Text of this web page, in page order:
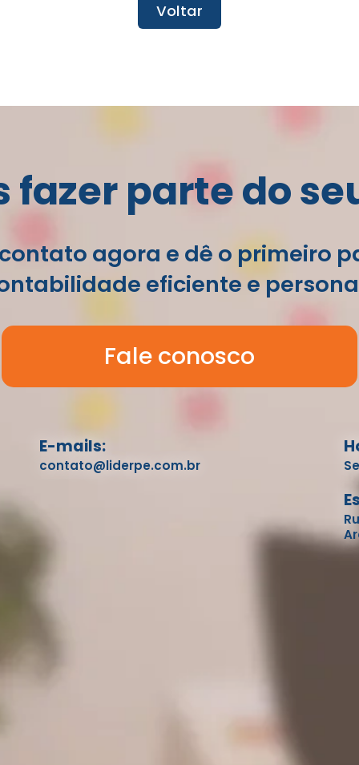
Voltar
fazer parte do
agora e dê o primeiro
eficiente e
Fale conosco
E-mails:
contato@liderpe.com.br